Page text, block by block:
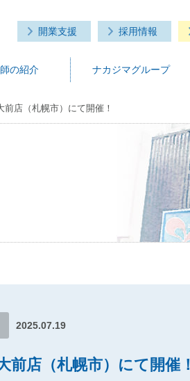
の紹介 ナカジマグループ
開業支援 採用情報
店（札幌市）にて開催！
2025.07.19
店（札幌市）にて開催！